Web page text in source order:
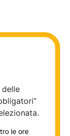
delle
le ore